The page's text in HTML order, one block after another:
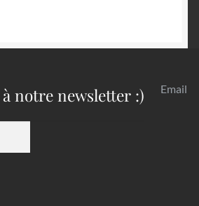
notre newsletter :) Email